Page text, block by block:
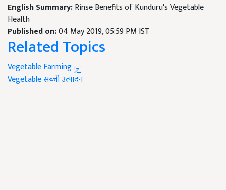
English Summary:Rinse Benefits of Kunduru's Vegetable
Health
Published on:04 May 2019, 05:59 PM IST
Related Topics
Vegetable Farming
Vegetableसब्जी उत्पादन